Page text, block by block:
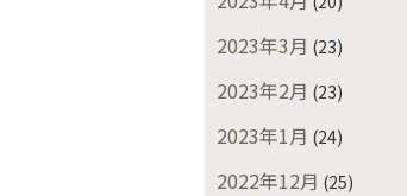
2023年3月 (23)
2023年2月 (23)
2023年1月 (24)
2022年12月 (25)